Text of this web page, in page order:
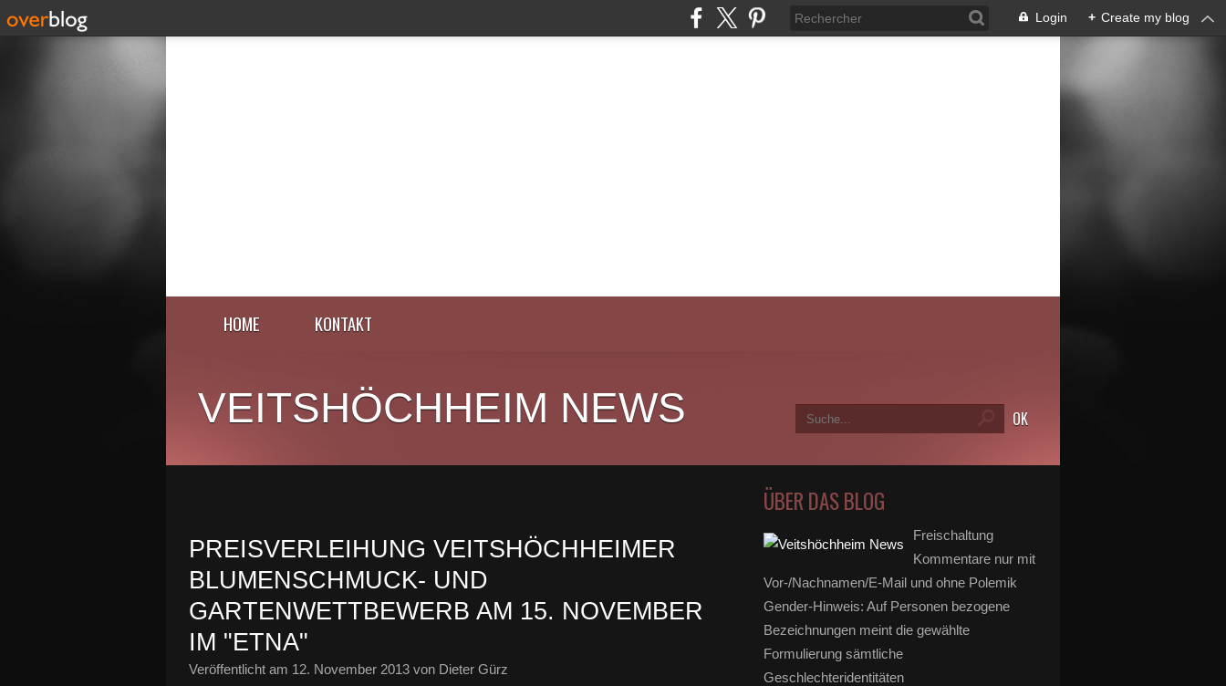
Login + Create my blog
HOME KONTAKT
VEITSHÖCHHEIM NEWS
PREISVERLEIHUNG VEITSHÖCHHEIMER
BLUMENSCHMUCK- UND
GARTENWETTBEWERB AM 15. NOVEMBER
IM "ETNA"
Veröffentlicht am 12. November 2013 von Dieter Gürz
ÜBER DAS BLOG
Freischaltung
Kommentare nur mit
Vor-/Nachnamen/E-Mail und ohne Polemik
Gender-Hinweis: Auf Personen bezogene
Bezeichnungen meint die gewählte
Formulierung sämtliche
Geschlechteridentitäten